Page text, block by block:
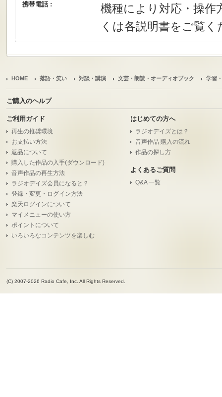
携帯電話 :
機種により対応・操作
くは各説明書をご覧く
HOME 落語・笑い 対談・講演 文芸・朗読・オーディオブック 学習
ご購入のヘルプ
ご利用ガイド
再生の推奨環境
お支払い方法
返品について
購入した作品の入手(ダウンロード)
音声作品の再生方法
ラジオデイズ会員になると？
登録・変更・ログイン方法
楽天ログインについて
マイメニューの使い方
ポイントについて
いろいろなコンテンツを楽しむ
はじめての方へ
ラジオデイズとは？
音声作品 購入の流れ
作品の探し方
よくあるご質問
Q&A 一覧
(C) 2007-2026 Radio Cafe, Inc. All Rights Reserved.